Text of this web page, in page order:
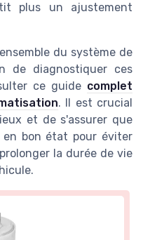
plus un ajustement
du système de
de diagnostiquer ces
ce guide complet
. Il est crucial
et de s'assurer que
bon état pour éviter
la durée de vie